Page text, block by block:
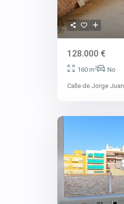
128.000 €
160 m2 No
Calle de Jorge Juan,